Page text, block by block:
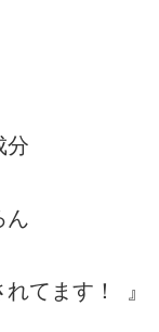
分
ん
てます！ 』